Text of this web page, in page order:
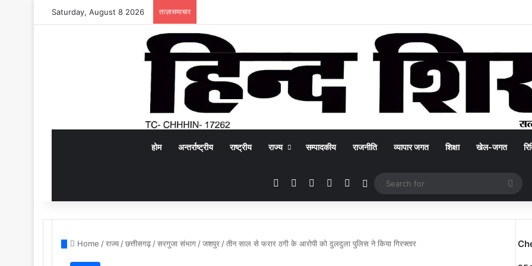
Saturday, August 8 2026 ताज़ासमाचार
होम अन्तर्राष्ट्रीय राष्ट्रीय राज्य सम्पादकीय राजनीति व्यापार जगत शिक्षा खेल-जगत
Facebook YouTubeInstagramWhatsApp
Switch skin
for
Home /राज्य/छत्तीसगढ़/सरगुजा संभाग/जशपुर/तीन साल से फरार ठगी के आरोपी को दुलदुला पुलिस ने किया गिरफ्तार